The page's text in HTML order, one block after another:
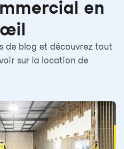
en
de blog et découvrez tout
sur la location de